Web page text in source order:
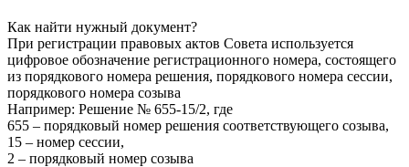
Как найти нужный документ?
При регистрации правовых актов Совета используется
цифровое обозначение регистрационного номера, состоящего
из порядкового номера решения, порядкового номера сессии,
порядкового номера созыва
Например: Решение № 655-15/2, где
655 – порядковый номер решения соответствующего созыва,
15 – номер сессии,
2 – порядковый номер созыва